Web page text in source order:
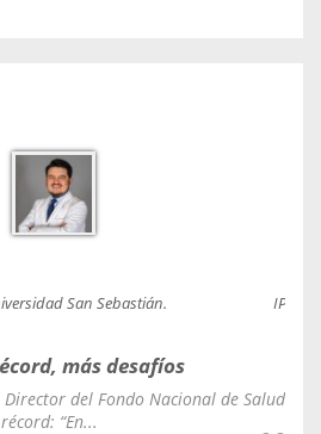
San Sebastián.
más desafíos
Director del Fondo Nacional de Salud
“En...